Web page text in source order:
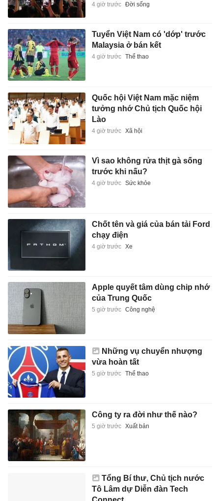
4 giờ trước Đời sống
Tuyển Việt Nam có 'dớp' trước
Malaysia ở bán kết
4 giờ trước Thể thao
Quốc hội Việt Nam mặc niệm
tưởng nhớ Chủ tịch Quốc hội
Lào
4 giờ trước Xã hội
Vì sao không rửa thịt gà sống
trước khi nấu?
4 giờ trước Sức khỏe
Chốt tên và giá của bán tải Ford
chạy điện
4 giờ trước Xe
Apple quyết tâm dùng chip nhớ
của Trung Quốc
5 giờ trước Công nghệ
Những vụ chuyển nhượng
vừa hoàn tất
5 giờ trước Thể thao
Công ty ra đời như thế nào?
5 giờ trước Xuất bản
Tổng Bí thư, Chủ tịch nước
Tô Lâm dự Diễn đàn Tech